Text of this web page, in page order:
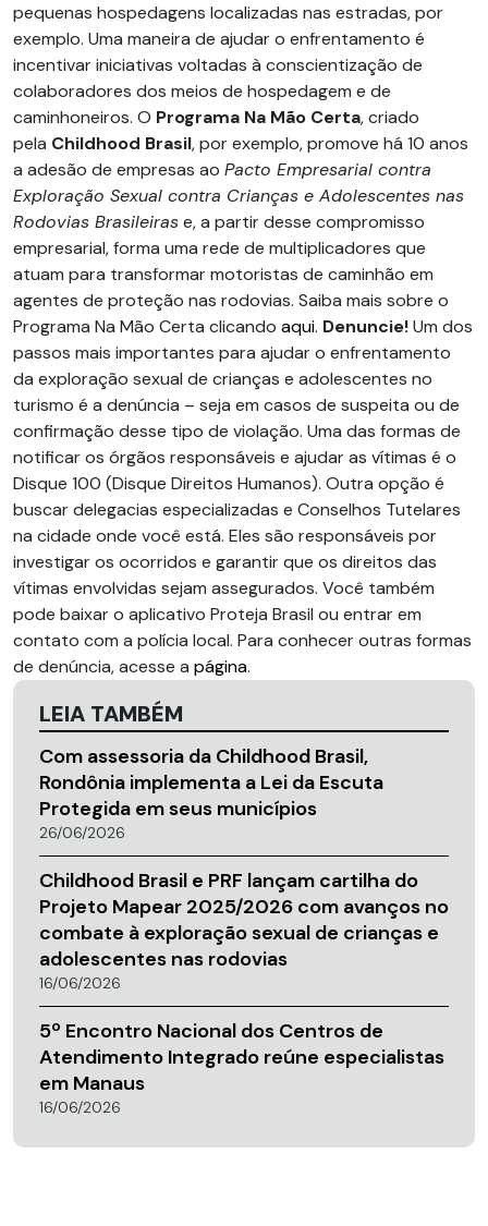
pequenas hospedagens localizadas nas estradas, por
exemplo. Uma maneira de ajudar o enfrentamento é
incentivar iniciativas voltadas à conscientização de
colaboradores dos meios de hospedagem e de
caminhoneiros. O Programa Na Mão Certa, criado
pela Childhood Brasil, por exemplo, promove há 10 anos
a adesão de empresas ao Pacto Empresarial contra
Exploração Sexual contra Crianças e Adolescentes nas
Rodovias Brasileirase, a partir desse compromisso
empresarial, forma uma rede de multiplicadores que
atuam para transformar motoristas de caminhão em
agentes de proteção nas rodovias. Saiba mais sobre o
Programa Na Mão Certa clicando aqui. Denuncie!Um dos
passos mais importantes para ajudar o enfrentamento
da exploração sexual de crianças e adolescentes no
turismo é a denúncia – seja em casos de suspeita ou de
confirmação desse tipo de violação. Uma das formas de
notificar os órgãos responsáveis e ajudar as vítimas é o
Disque 100 (Disque Direitos Humanos). Outra opção é
buscar delegacias especializadas e Conselhos Tutelares
na cidade onde você está. Eles são responsáveis por
investigar os ocorridos e garantir que os direitos das
vítimas envolvidas sejam assegurados. Você também
pode baixar o aplicativo Proteja Brasil ou entrar em
contato com a polícia local. Para conhecer outras formas
de denúncia, acesse a página.
LEIA TAMBÉM
Com assessoria da Childhood Brasil,
Rondônia implementa a Lei da Escuta
Protegida em seus municípios
26/06/2026
Childhood Brasil e PRF lançam cartilha do
Projeto Mapear 2025/2026 com avanços no
combate à exploração sexual de crianças e
adolescentes nas rodovias
16/06/2026
5º Encontro Nacional dos Centros de
Atendimento Integrado reúne especialistas
em Manaus
16/06/2026